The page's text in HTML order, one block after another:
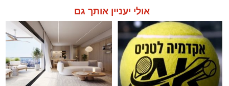
אולי יעניין אותך גם